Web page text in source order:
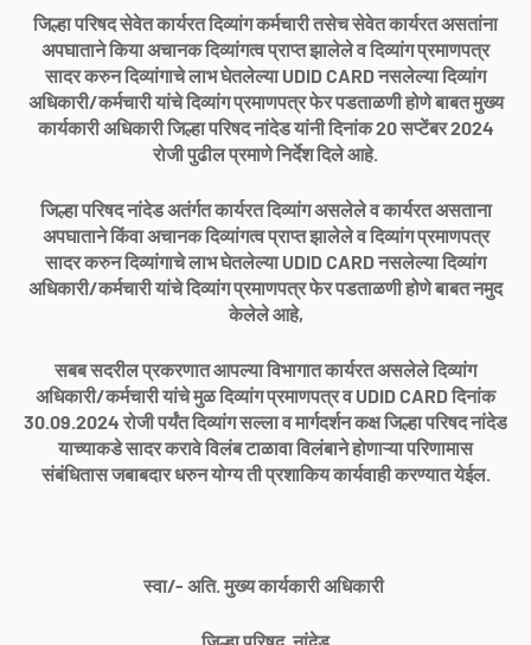
जिल्हा परिषद सेवेत कार्यरत दिव्यांग कर्मचारी तसेच सेवेत कार्यरत असतांना
अपघाताने किया अचानक दिव्यांगत्व प्राप्त झालेले व दिव्यांग प्रमाणपत्र
सादर करुन दिव्यांगाचे लाभ घेतलेल्या UDID CARD नसलेल्या दिव्यांग
अधिकारी/कर्मचारी यांचे दिव्यांग प्रमाणपत्र फेर पडताळणी होणे बाबत मुख्य
कार्यकारी अधिकारी जिल्हा परिषद नांदेड यांनी दिनांक 20 सप्टेंबर 2024
रोजी पुढील प्रमाणे निर्देश दिले आहे.
जिल्हा परिषद नांदेड अतंर्गत कार्यरत दिव्यांग असलेले व कार्यरत असताना
अपघाताने किंवा अचानक दिव्यांगत्व प्राप्त झालेले व दिव्यांग प्रमाणपत्र
सादर करुन दिव्यांगाचे लाभ घेतलेल्या UDID CARD नसलेल्या दिव्यांग
अधिकारी/कर्मचारी यांचे दिव्यांग प्रमाणपत्र फेर पडताळणी होणे बाबत नमुद
केलेले आहे,
सबब सदरील प्रकरणात आपल्या विभागात कार्यरत असलेले दिव्यांग
अधिकारी/कर्मचारी यांचे मुळ दिव्यांग प्रमाणपत्र व UDID CARD दिनांक
30.09.2024 रोजी पर्यंत दिव्यांग सल्ला व मार्गदर्शन कक्ष जिल्हा परिषद नांदेड
याच्याकडे सादर करावे विलंब टाळावा विलंबाने होणाऱ्या परिणामास
संबंधितास जबाबदार धरुन योग्य ती प्रशाकिय कार्यवाही करण्यात येईल.
स्वा/- अति. मुख्य कार्यकारी अधिकारी